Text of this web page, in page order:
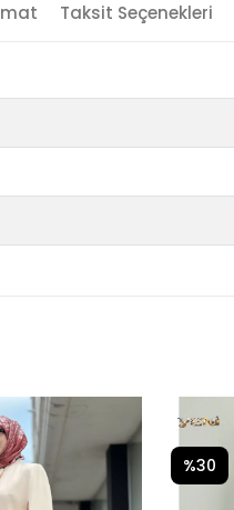
Taksit Seçenekleri
%30